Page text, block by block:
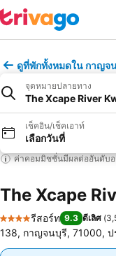
ดูที่พักทั้งหมดใน กาญจ
จุดหมายปลายทาง
The Xcape River
เช็คอิน/เช็คเอาท์
เลือกวันที่
ค่าคอมมิชชั่นมีผลต่ออันดับอ
The Xcape
4 ดาว
รีสอร์ท 9.3 ดีเลิศ (
138, กาญจนบุรี, 71000, ป